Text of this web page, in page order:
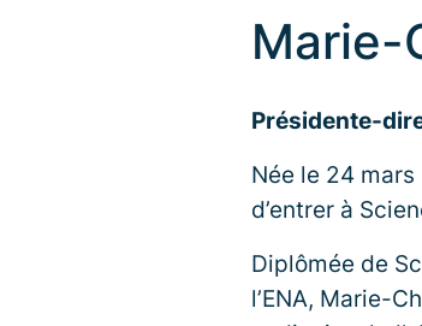
Marie-
Présidente-
Née le 24
d’entrer à
Diplômée de
l’ENA, Marie-